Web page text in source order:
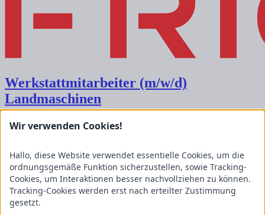
Werkstattmitarbeiter (m/w/d)
Landmaschinen
Mecklenburger Landtechnik GmbH
FRICKE Group SE & Co. KG
Zum Kreuzkamp 7
27404 Heeslingen
Unternehmensbereiche
Fricke Holding
Wir verwenden Cookies!
Hallo, diese Website verwendet essentielle Cookies, um die
ordnungsgemäße Funktion sicherzustellen, sowie Tracking-
Cookies, um Interaktionen besser nachvollziehen zu können.
Tracking-Cookies werden erst nach erteilter Zustimmung
gesetzt.